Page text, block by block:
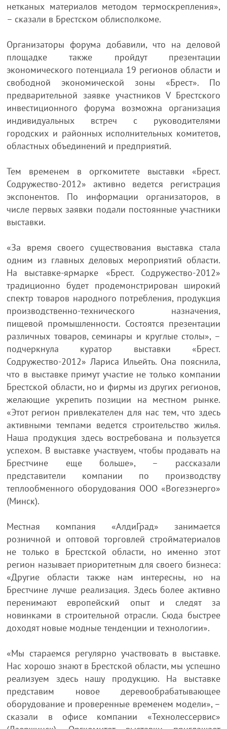
нетканых материалов методом термоскрепления»,
– сказали в Брестском облисполкоме.
Организаторы форума добавили, что на деловой
площадке также пройдут презентации
экономического потенциала 19 регионов области и
свободной экономической зоны «Брест». По
предварительной заявке участников V Брестского
инвестиционного форума возможна организация
индивидуальных встреч с руководителями
городских и районных исполнительных комитетов,
областных объединений и предприятий.
Тем временем в оргкомитете выставки «Брест.
Содружество-2012» активно ведется регистрация
экспонентов. По информации организаторов, в
числе первых заявки подали постоянные участники
выставки.
«За время своего существования выставка стала
одним из главных деловых мероприятий области.
На выставке-ярмарке «Брест. Содружество-2012»
традиционно будет продемонстрирован широкий
спектр товаров народного потребления, продукция
производственно-технического назначения,
пищевой промышленности. Состоятся презентации
различных товаров, семинары и круглые столы», –
подчеркнула куратор выставки «Брест.
Содружество-2012» Лариса Ильейть. Она пояснила,
что в выставке примут участие не только компании
Брестской области, но и фирмы из других регионов,
желающие укрепить позиции на местном рынке.
«Этот регион привлекателен для нас тем, что здесь
активными темпами ведется строительство жилья.
Наша продукция здесь востребована и пользуется
успехом. В выставке участвуем, чтобы продавать на
Брестчине еще больше», – рассказали
представители компании по производству
теплообменного оборудования ООО «Вогезэнерго»
(Минск).
Местная компания «АлдиГрад» занимается
розничной и оптовой торговлей стройматериалов
не только в Брестской области, но именно этот
регион называет приоритетным для своего бизнеса:
«Другие области также нам интересны, но на
Брестчине лучше реализация. Здесь более активно
перенимают европейский опыт и следят за
новинками в строительной отрасли. Сюда быстрее
доходят новые модные тенденции и технологии».
«Мы стараемся регулярно участвовать в выставке.
Нас хорошо знают в Брестской области, мы успешно
реализуем здесь нашу продукцию. На выставке
представим новое деревообрабатывающее
оборудование и проверенные временем модели», –
сказали в офисе компании «Технолессервис»